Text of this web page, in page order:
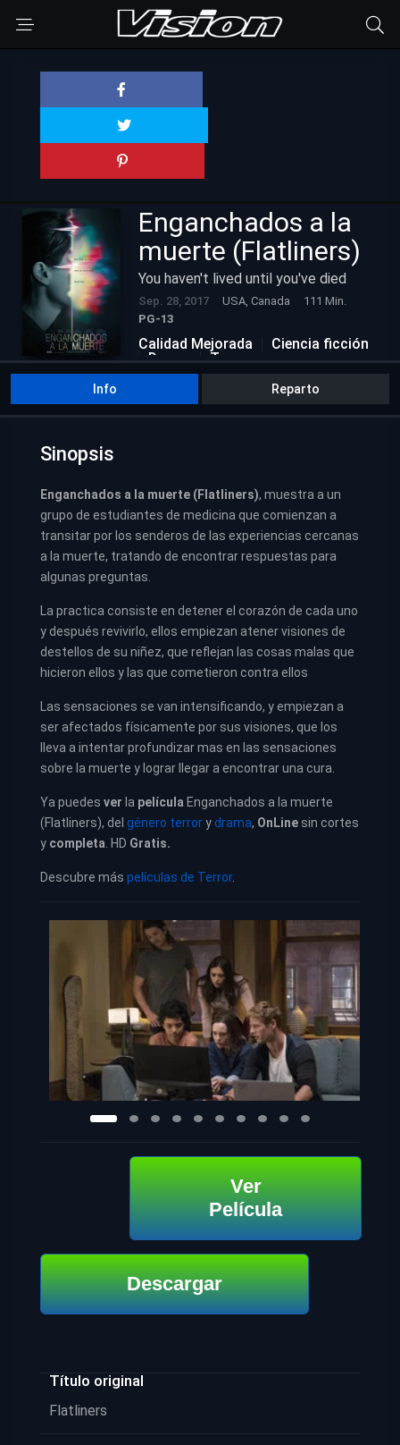
Enganchados a la
muerte (Flatliners)
You haven't lived until you've died
Sep. 28, 2017 USA, Canada
111 Min.
PG-13
Calidad Mejorada
Ciencia ficción
Drama
Terror
Info Reparto
Sinopsis
Enganchados a la muerte (Flatliners), muestra a un
grupo de estudiantes de medicina que comienzan a
transitar por los senderos de las experiencias cercanas
a la muerte, tratando de encontrar respuestas para
algunas preguntas.
La practica consiste en detener el corazón de cada uno
y después revivirlo, ellos empiezan atener visiones de
destellos de su niñez, que reflejan las cosas malas que
hicieron ellos y las que cometieron contra ellos
Las sensaciones se van intensificando, y empiezan a
ser afectados físicamente por sus visiones, que los
lleva a intentar profundizar mas en las sensaciones
sobre la muerte y lograr llegar a encontrar una cura.
Ya puedes ver la película Enganchados a la muerte
(Flatliners), del género terrorydrama, OnLine sin cortes
y completa . HD Gratis.
Descubre más películas de Terror.
Ver
Película
Descargar
Título original
Flatliners